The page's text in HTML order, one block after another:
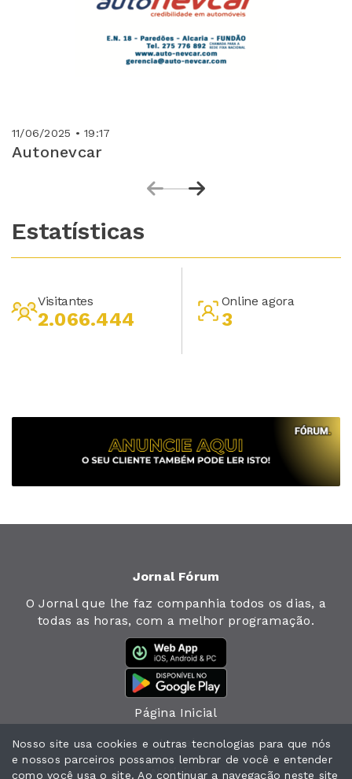
11/06/2025 • 19:17
Autonevcar
Estatísticas
Visitantes
2.066.444
Online agora
3
Jornal Fórum
O Jornal que lhe faz companhia todos os dias, a
todas as horas, com a melhor programação.
Página Inicial
Jornal
Notícias
Nosso site usa cookies e outras tecnologias para que nós
e nossos parceiros possamos lembrar de você e entender
como você usa o site. Ao continuar a navegação neste site